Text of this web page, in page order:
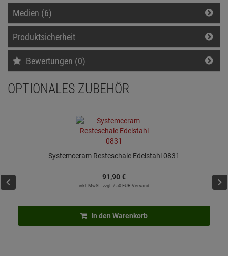
Medien (6)
Produktsicherheit
Bewertungen (0)
OPTIONALES ZUBEHÖR
Systemceram Resteschale Edelstahl 0831
91,90€
inkl. MwSt. zzgl. 7.50 EUR Versand
In den Warenkorb